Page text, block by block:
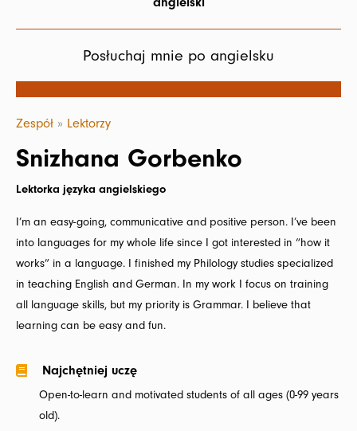
Posłuchaj mnie po angielsku
Zespół » Lektorzy
Snizhana Gorbenko
Lektorka języka angielskiego
I’m an easy-going, communicative and positive person. I’ve been
into languages for my whole life since I got interested in “how it
works” in a language. I finished my Philology studies specialized
in teaching English and German. In my work I focus on training
all language skills, but my priority is Grammar. I believe that
learning can be easy and fun.
Najchętniej uczę
Open-to-learn and motivated students of all ages (0-99 years
old).